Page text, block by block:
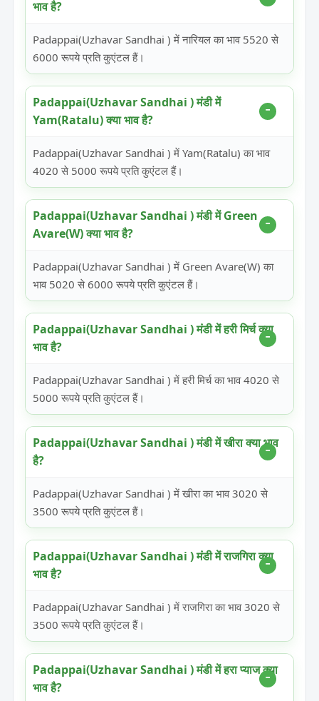
भाव है?
Padappai(Uzhavar Sandhai ) में नारियल का भाव 5520 से
6000 रूपये प्रति कुएंटल हैं।
Padappai(Uzhavar Sandhai ) मंडी में
Yam(Ratalu) क्या भाव है?
Padappai(Uzhavar Sandhai ) में Yam(Ratalu) का भाव
4020 से 5000 रूपये प्रति कुएंटल हैं।
Padappai(Uzhavar Sandhai ) मंडी में Green
Avare(W) क्या भाव है?
Padappai(Uzhavar Sandhai ) में Green Avare(W) का
भाव 5020 से 6000 रूपये प्रति कुएंटल हैं।
Padappai(Uzhavar Sandhai ) मंडी में हरी मिर्च क्या
भाव है?
Padappai(Uzhavar Sandhai ) में हरी मिर्च का भाव 4020 से
5000 रूपये प्रति कुएंटल हैं।
Padappai(Uzhavar Sandhai ) मंडी में खीरा क्या भाव
है?
Padappai(Uzhavar Sandhai ) में खीरा का भाव 3020 से
3500 रूपये प्रति कुएंटल हैं।
Padappai(Uzhavar Sandhai ) मंडी में राजगिरा क्या
भाव है?
Padappai(Uzhavar Sandhai ) में राजगिरा का भाव 3020 से
3500 रूपये प्रति कुएंटल हैं।
Padappai(Uzhavar Sandhai ) मंडी में हरा प्याज क्या
भाव है?